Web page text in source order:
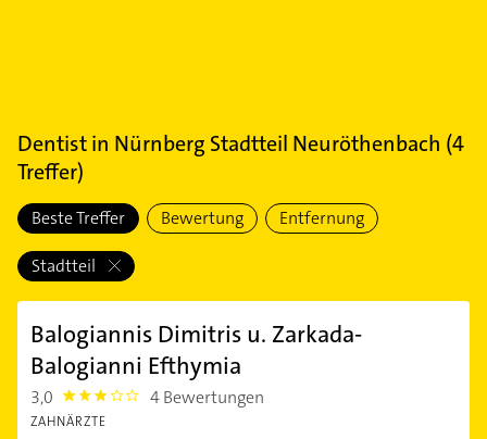
Dentistin Nürnberg Stadtteil Neuröthenbach (4
Treffer)
Beste Treffer Bewertung Entfernung
Stadtteil
Balogiannis Dimitris u. Zarkada-
Balogianni Efthymia
3,0 3.0 4 Bewertungen
ZAHNÄRZTE